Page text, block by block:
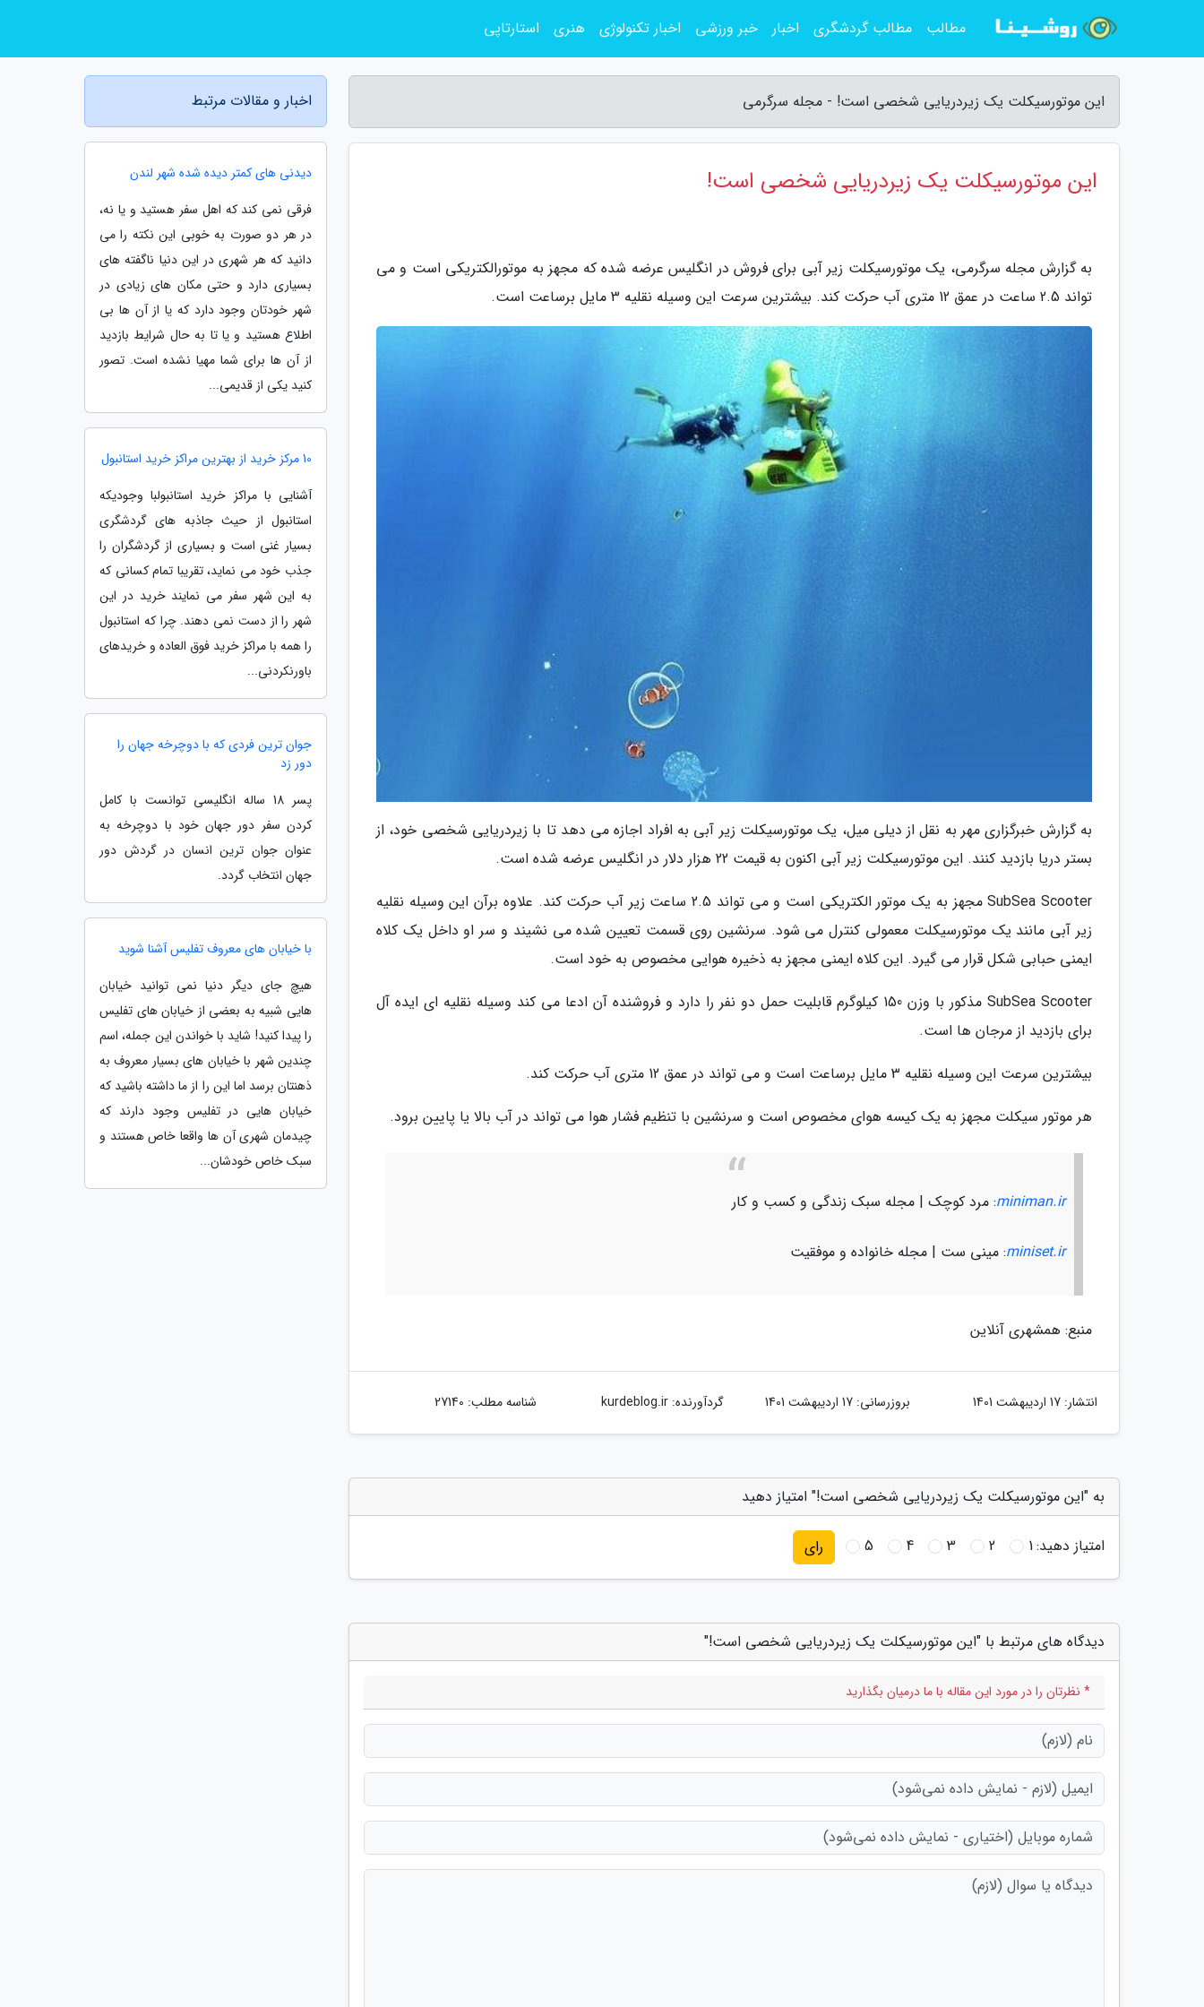
این موتورسیکلت یک زیردریایی شخصی است! - مجله سرگرمی
این موتورسیکلت یک زیردریایی شخصی است!
به گزارش مجله سرگرمی، یک موتورسیکلت زیر آبی برای فروش در انگلیس عرضه شده که مجهز به موتورالکتریکی است و می
تواند 2.5 ساعت در عمق 12 متری آب حرکت کند. بیشترین سرعت این وسیله نقلیه 3 مایل برساعت است.
به گزارش خبرگزاری مهر به نقل از دیلی میل، یک موتورسیکلت زیر آبی به افراد اجازه می دهد تا با زیردریایی شخصی خود، از
بستر دریا بازدید کنند. این موتورسیکلت زیر آبی اکنون به قیمت 22 هزار دلار در انگلیس عرضه شده است.
SubSea Scooter مجهز به یک موتور الکتریکی است و می تواند 2.5 ساعت زیر آب حرکت کند. علاوه برآن این وسیله نقلیه
زیر آبی مانند یک موتورسیکلت معمولی کنترل می شود. سرنشین روی قسمت تعیین شده می نشیند و سر او داخل یک کلاه
ایمنی حبابی شکل قرار می گیرد. این کلاه ایمنی مجهز به ذخیره هوایی مخصوص به خود است.
SubSea Scooter مذکور با وزن 150 کیلوگرم قابلیت حمل دو نفر را دارد و فروشنده آن ادعا می کند وسیله نقلیه ای ایده آل
برای بازدید از مرجان ها است.
بیشترین سرعت این وسیله نقلیه 3 مایل برساعت است و می تواند در عمق 12 متری آب حرکت کند.
هر موتور سیکلت مجهز به یک کیسه هوای مخصوص است و سرنشین با تنظیم فشار هوا می تواند در آب بالا یا پایین برود.
miniman.ir: مرد کوچک | مجله سبک زندگی و کسب و کار
miniset.ir: مینی ست | مجله خانواده و موفقیت
منبع: همشهری آنلاین
انتشار: 17 اردیبهشت 1401 بروزرسانی: 17 اردیبهشت 1401 گردآورنده:kurdeblog.ir شناسه مطلب: 27140
به "این موتورسیکلت یک زیردریایی شخصی است!" امتیاز دهید
امتیاز دهید:1
2
3
4
5 رای
دیدگاه های مرتبط با "این موتورسیکلت یک زیردریایی شخصی است!"
* نظرتان را در مورد این مقاله با ما درمیان بگذارید
اخبار و مقالات مرتبط
دیدنی های کمتر دیده شده شهر لندن
فرقی نمی کند که اهل سفر هستید و یا نه،
در هر دو صورت به خوبی این نکته را می
دانید که هر شهری در این دنیا ناگفته های
بسیاری دارد و حتی مکان های زیادی در
شهر خودتان وجود دارد که یا از آن ها بی
اطلاع هستید و یا تا به حال شرایط بازدید
از آن ها برای شما مهیا نشده است. تصور
کنید یکی از قدیمی...
10 مرکز خرید از بهترین مراکز خرید استانبول
آشنایی با مراکز خرید استانبولبا وجودیکه
استانبول از حیث جاذبه های گردشگری
بسیار غنی است و بسیاری از گردشگران را
جذب خود می نماید، تقریبا تمام کسانی که
به این شهر سفر می نمایند خرید در این
شهر را از دست نمی دهند. چرا که استانبول
را همه با مراکز خرید فوق العاده و خریدهای
باورنکردنی...
جوان ترین فردی که با دوچرخه جهان را
دور زد
پسر 18 ساله انگلیسی توانست با کامل
کردن سفر دور جهان خود با دوچرخه به
عنوان جوان ترین انسان در گردش دور
جهان انتخاب گردد.
با خیابان های معروف تفلیس آشنا شوید
هیچ جای دیگر دنیا نمی توانید خیابان
هایی شبیه به بعضی از خیابان های تفلیس
را پیدا کنید! شاید با خواندن این جمله، اسم
چندین شهر با خیابان های بسیار معروف به
ذهنتان برسد اما این را از ما داشته باشید که
خیابان هایی در تفلیس وجود دارند که
چیدمان شهری آن ها واقعا خاص هستند و
سبک خاص خودشان...
مطالب مطالب گردشگری اخبار خبر ورزشی اخبار تکنولوژی هنری استارتاپی